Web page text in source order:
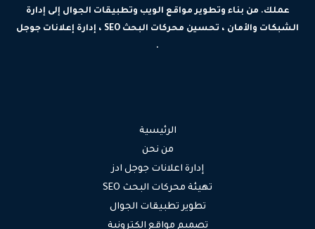
عملك. من بناء وتطوير مواقع الويب وتطبيقات الجوال إلى إدارة
الشبكات والأمان ، تحسين محركات البحث SEO ، إدارة إعلانات جوجل
.
الرئيسية
من نحن
إدارة اعلانات جوجل ادز
تهيئة محركات البحث SEO
تطوير تطبيقات الجوال
تصميم مواقع الكترونية